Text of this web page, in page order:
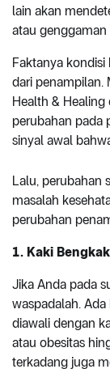
lain akan
atau
Faktanya
dari penampilan.
Health & Healing
perubahan pada
sinyal awal
Lalu, perubahan
masalah
perubahan
1. Kaki Bengkak
Jika Anda pada
waspadalah.
diawali dengan
atau obesitas
terkadang juga